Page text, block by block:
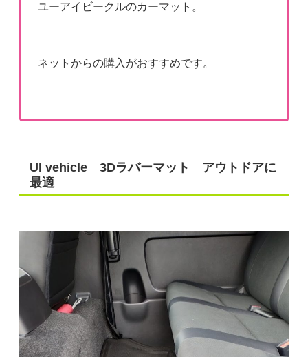
ユーアイビークルのカーマット。
ネットからの購入がおすすめです。
UI vehicle 3Dラバーマット アウトドアに
最適